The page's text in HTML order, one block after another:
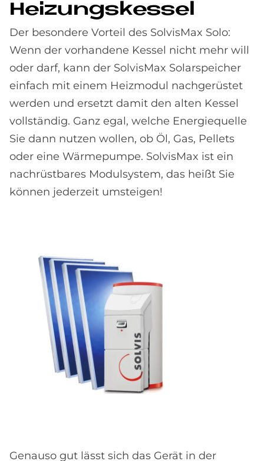
Hei­zungs­kes­sel
Der besondere Vorteil des SolvisMax Solo:
Wenn der vorhandene Kessel nicht mehr will
oder darf, kann der SolvisMax Solarspeicher
einfach mit einem Heizmodul nachgerüstet
werden und ersetzt damit den alten Kessel
vollständig. Ganz egal, welche Energiequelle
Sie dann nutzen wollen, ob Öl, Gas, Pellets
oder eine Wärmepumpe. SolvisMax ist ein
nachrüstbares Modulsystem, das heißt Sie
können jederzeit umsteigen!
Genauso gut lässt sich das Gerät in der